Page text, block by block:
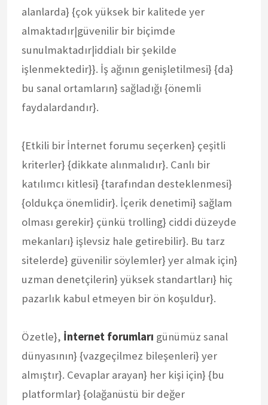
alanlarda} {çok yüksek bir kalitede yer
almaktadır|güvenilir bir biçimde
sunulmaktadır|iddialı bir şekilde
işlenmektedir}}. İş ağının genişletilmesi} {da}
bu sanal ortamların} sağladığı {önemli
faydalardandır}.
{Etkili bir İnternet forumu seçerken} çeşitli
kriterler} {dikkate alınmalıdır}. Canlı bir
katılımcı kitlesi} {tarafından desteklenmesi}
{oldukça önemlidir}. İçerik denetimi} sağlam
olması gerekir} çünkü trolling} ciddi düzeyde
mekanları} işlevsiz hale getirebilir}. Bu tarz
sitelerde} güvenilir söylemler} yer almak için}
uzman denetçilerin} yüksek standartları} hiç
pazarlık kabul etmeyen bir ön koşuldur}.
Özetle}, İnternet forumları günümüz sanal
dünyasının} {vazgeçilmez bileşenleri} yer
almıştır}. Cevaplar arayan} her kişi için} {bu
platformlar} {olağanüstü bir değer